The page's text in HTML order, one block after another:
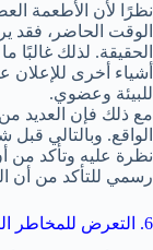
نظرًا لأن الأطعمة
الوقت الحاضر، فقد
الحقيقة. لذلك غالبًا
أشياء أخرى
للبيئة وعضوي.
مع ذلك فإن العديد
الواقع. وبالتالي
نظرة عليه وتأكد
رسمي للتأكد من أن
6. التعرض للمخاطر الصحية إذا لم يتم تحسين الإنتاج: